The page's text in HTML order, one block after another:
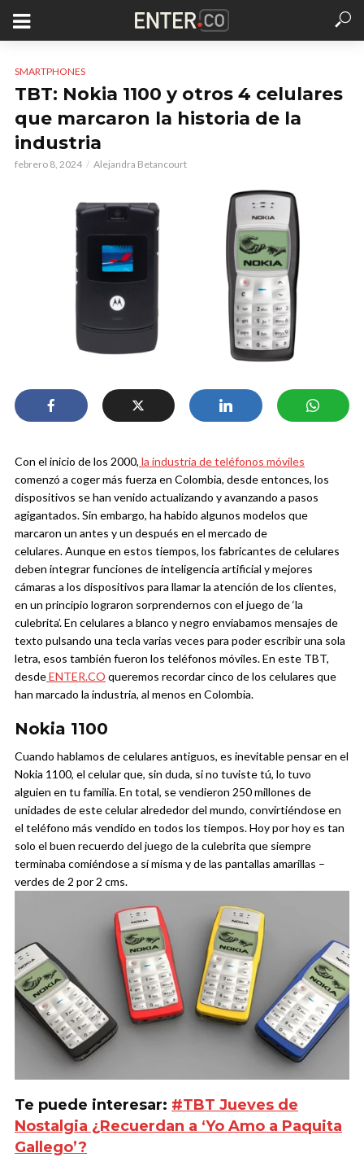
SMARTPHONES
TBT: Nokia 1100 y otros 4 celulares
que marcaron la historia de la
industria
febrero 8, 2024 Alejandra Betancourt
Con el inicio de los 2000, la industria de teléfonos móviles
comenzó a coger más fuerza en Colombia, desde entonces, los
dispositivos se han venido actualizando y avanzando a pasos
agigantados. Sin embargo, ha habido algunos modelos que
marcaron un antes y un después en el mercado de
celulares.Aunque en estos tiempos, los fabricantes de celulares
deben integrar funciones de inteligencia artificial y mejores
cámaras a los dispositivos para llamar la atención de los clientes,
en un principio lograron sorprendernos con el juego de ‘la
culebrita’. En celulares a blanco y negro enviabamos mensajes de
texto pulsando una tecla varias veces para poder escribir una sola
letra, esos también fueron los teléfonos móviles. En este TBT,
desdeENTER.CO queremos recordar cinco de los celulares que
han marcado la industria, al menos en Colombia.
Nokia 1100
Cuando hablamos de celulares antiguos, es inevitable pensar en el
Nokia 1100, el celular que, sin duda, si no tuviste tú, lo tuvo
alguien en tu familia. En total, se vendieron 250 millones de
unidades de este celular alrededor del mundo, convirtiéndose en
el teléfono más vendido en todos los tiempos. Hoy por hoy es tan
solo el buen recuerdo del juego de la culebrita que siempre
terminaba comiéndose a sí misma y de las pantallas amarillas –
verdes de 2 por 2 cms.
Te puede interesar: #TBT Jueves de
Nostalgia ¿Recuerdan a ‘Yo Amo a Paquita
Gallego’?